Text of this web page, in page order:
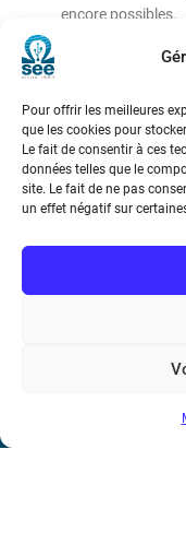
Pour offrir les meilleures
que les cookies pour
Le fait de consentir à ces
données telles que le
site. Le fait de ne pas
un effet négatif sur
encore possibles.
Société de
17 rue de l’Amiral
Métro : « Boissière »
Téléphone : (+33) 1
N° de SIREN : 785